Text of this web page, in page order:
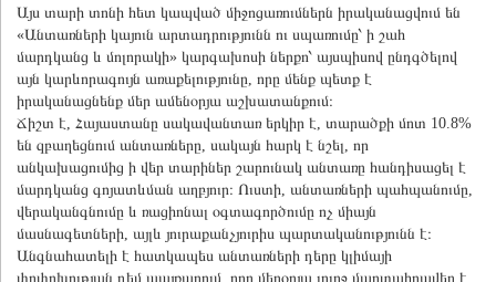
Այս տարի տոնի հետ կապված միջոցառումներն իրականացվում են
«Անտառների կայուն արտադրությունն ու սպառումը՝ ի շահ
մարդկանց և մոլորակի» կարգախոսի ներքո՝ այսպիսով ընդգծելով
այն կարևորագույն առաքելությունը, որը մենք պետք է
իրականացնենք մեր ամենօրյա աշխատանքում։
Ճիշտ է, Հայաստանը սակավանտառ երկիր է, տարածքի մոտ 10.8%
են զբաղեցնում անտառները, սակայն հարկ է նշել, որ
անկախացումից ի վեր տարիներ շարունակ անտառը հանդիսացել է
մարդկանց գոյատևման աղբյուր։ Ուստի, անտառների պահպանումը,
վերականգնումը և ռացիոնալ օգտագործումը ոչ միայն
մասնագետների, այլև յուրաքանչյուրիս պարտականությունն է։
Անգնահատելի է հատկապես անտառների դերը կլիմայի
փոփոխության դեմ պայքարում, որը մերօրյա լուրջ մարտահրավեր է